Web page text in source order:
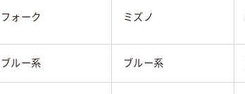
フォーク ミズノ
ブルー系 ブルー系